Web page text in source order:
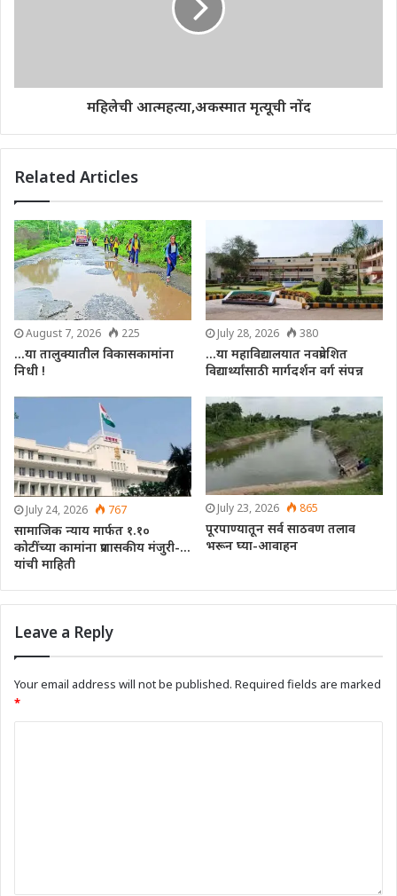
महिलेची आत्महत्या,अकस्मात मृत्यूची नोंद
Related Articles
August 7, 2026 225
…या तालुक्यातील विकासकामांना
निधी !
July 28, 2026 380
…या महाविद्यालयात नवप्रवेशित
विद्यार्थ्यांसाठी मार्गदर्शन वर्ग संपन्न
July 24, 2026 767
सामाजिक न्याय मार्फत १.१०
कोटींच्या कामांना प्रशासकीय मंजुरी-…
यांची माहिती
July 23, 2026 865
पूरपाण्यातून सर्व साठवण तलाव
भरून घ्या-आवाहन
Leave a Reply
Your email address will not be published. Required fields are marked
*